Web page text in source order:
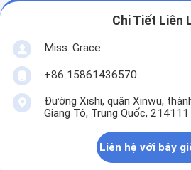
Chi Tiết Liên
Miss. Grace
+86 15861436570
Đường Xishi, quận Xinwu,
Giang Tô, Trung Quốc, 214111
Liên hệ với bây